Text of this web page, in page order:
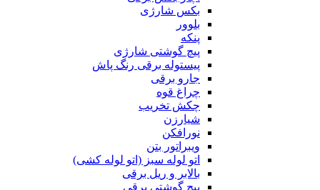
بکس شارژی
بلوور
پنکه
پیچ گوشتی شارژی
پیستوله برقی رنگ پاش
جارو برقی
چراغ قوه
چکش تخریب
شیارزن
نورافکن
ویبراتور بتن
اتو لوله سبز (اتو لوله کشی)
بالابر و ریل برقی
پیچ گوشتی برقی